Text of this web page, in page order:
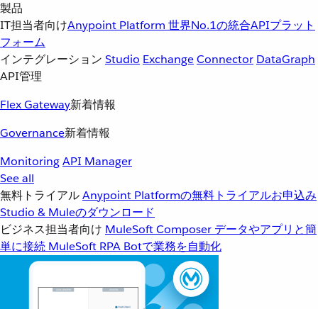
製品
IT担当者向けAnypoint Platform 世界No.1の統合APIプラット
フォーム
インテグレーション Studio ExchangeConnector DataGraph
API管理
Flex Gateway新着情報
Governance新着情報
MonitoringAPI Manager
See all
無料トライアルAnypoint Platformの無料トライアルお申込み
Studio & Muleのダウンロード
ビジネス担当者向け MuleSoft Composer データやアプリと簡
単に接続 MuleSoft RPA Botで業務を自動化